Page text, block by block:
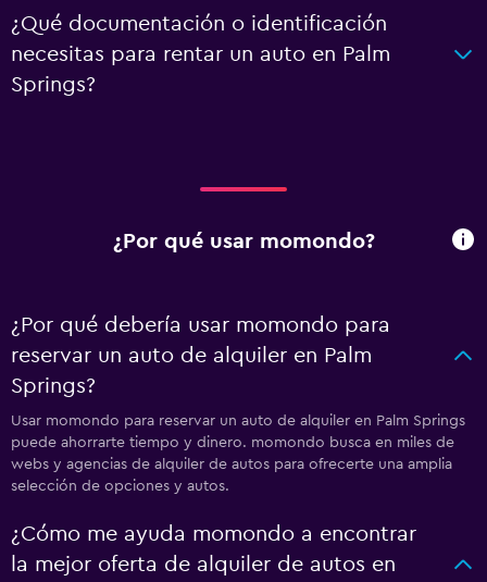
¿Qué documentación o identificación
necesitas para rentar un auto en Palm
Springs?
¿Por qué usar momondo?
¿Por qué debería usar momondo para
reservar un auto de alquiler en Palm
Springs?
Usar momondo para reservar un auto de alquiler en Palm Springs
puede ahorrarte tiempo y dinero. momondo busca en miles de
webs y agencias de alquiler de autos para ofrecerte una amplia
selección de opciones y autos.
¿Cómo me ayuda momondo a encontrar
la mejor oferta de alquiler de autos en